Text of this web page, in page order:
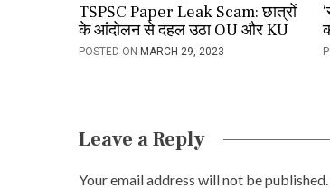
TSPSC Paper Leak Scam: छात्रों
के आंदोलन से दहल उठा OU और KU
POSTED ON MARCH 29, 2023
Leave a Reply
Your email address will not be published.